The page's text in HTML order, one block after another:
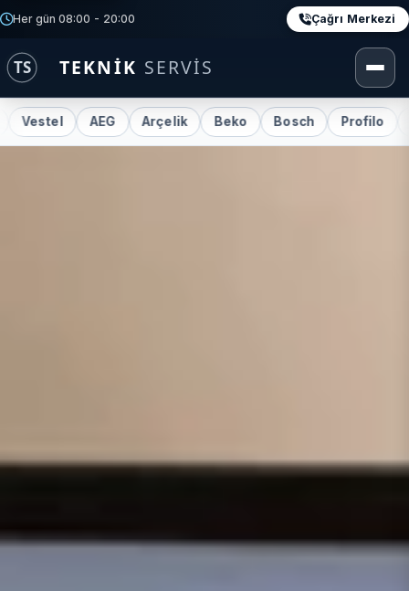
Her gün 08:00 - 20:00 Çağrı Merkezi
AEG Arçelik Beko Bosch Profilo